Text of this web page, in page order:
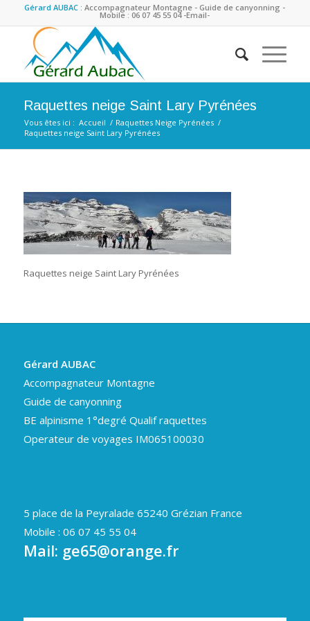
Gérard AUBAC :Accompagnateur Montagne - Guide de canyonning -
Mobile : 06 07 45 55 04 -Email-
Raquettes neige Saint Lary Pyrénées
Vous êtes ici : Accueil / Raquettes Neige Pyrénées /
Raquettes neige Saint Lary Pyrénées
Raquettes neige Saint Lary Pyrénées
Gérard AUBAC
Accompagnateur Montagne
Guide de canyonning
BE alpinisme 1°degré Qualif raquettes
Operateur de voyages IM065100030
5 place de la Peyralade 65240 Grézian France
Mobile : 06 07 45 55 04
Mail: ge65@orange.fr